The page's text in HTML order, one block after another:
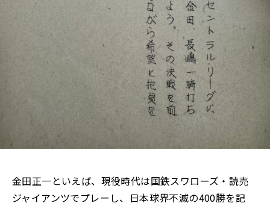
金田正一といえば、現役時代は国鉄スワローズ・読売
ジャイアンツでプレーし、日本球界不滅の400勝を記